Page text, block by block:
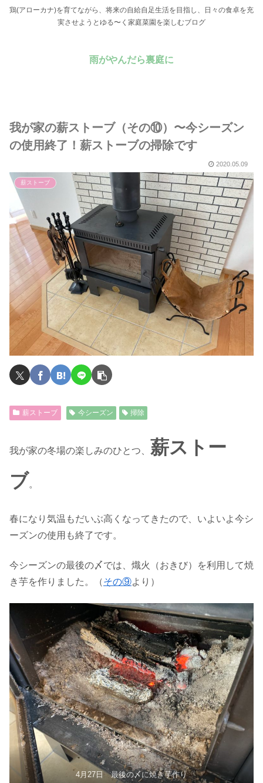
鶏(アローカナ)を育てながら、将来の自給自足生活を目指し、日々の食卓を充
実させようとゆる〜く家庭菜園を楽しむブログ
雨がやんだら裏庭に
我が家の薪ストーブ（その⑩）〜今シーズン
の使用終了！薪ストーブの掃除です
2020.05.09
薪ストーブ
薪ストーブ 今シーズン 掃除
我が家の冬場の楽しみのひとつ、 薪ストー
ブ。
春になり気温もだいぶ高くなってきたので、いよいよ今シ
ーズンの使用も終了です。
今シーズンの最後の〆では、熾火（おきび）を利用して焼
き芋を作りました。（その⑨より）
4月27日 最後の〆に焼き芋作り